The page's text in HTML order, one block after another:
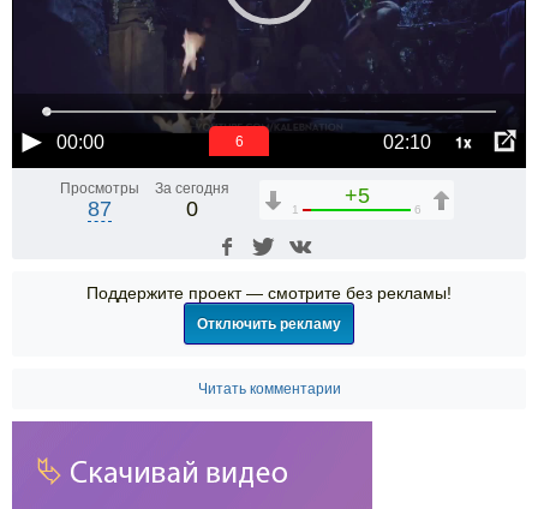
00:00 02:10 1x
5
Просмотры
87
За сегодня
0
+5
1 6
Поддержите проект — смотрите без рекламы!
Отключить рекламу
Читать комментарии